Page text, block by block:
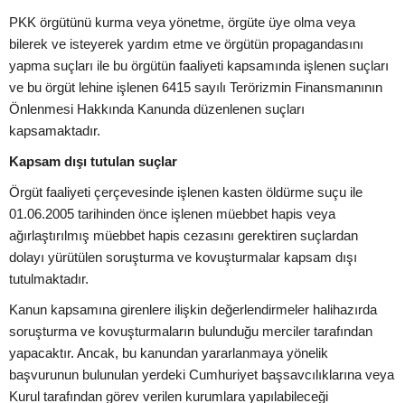
PKK örgütünü kurma veya yönetme, örgüte üye olma veya
bilerek ve isteyerek yardım etme ve örgütün propagandasını
yapma suçları ile bu örgütün faaliyeti kapsamında işlenen suçları
ve bu örgüt lehine işlenen 6415 sayılı Terörizmin Finansmanının
Önlenmesi Hakkında Kanunda düzenlenen suçları
kapsamaktadır.
Kapsam dışı tutulan suçlar
Örgüt faaliyeti çerçevesinde işlenen kasten öldürme suçu ile
01.06.2005 tarihinden önce işlenen müebbet hapis veya
ağırlaştırılmış müebbet hapis cezasını gerektiren suçlardan
dolayı yürütülen soruşturma ve kovuşturmalar kapsam dışı
tutulmaktadır.
Kanun kapsamına girenlere ilişkin değerlendirmeler halihazırda
soruşturma ve kovuşturmaların bulunduğu merciler tarafından
yapacaktır. Ancak, bu kanundan yararlanmaya yönelik
başvurunun bulunulan yerdeki Cumhuriyet başsavcılıklarına veya
Kurul tarafından görev verilen kurumlara yapılabileceği